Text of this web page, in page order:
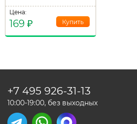
Цена:
169 ₽
+7 495 926-31-13
10:00-19:00, без выходных